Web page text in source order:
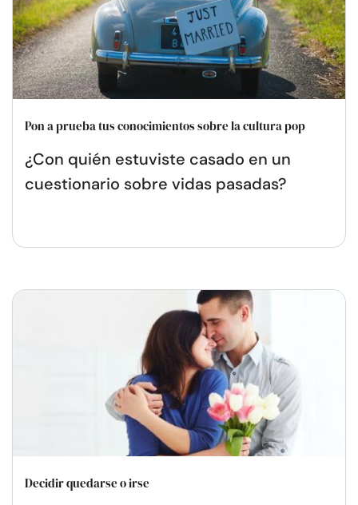
Pon a prueba tus conocimientos sobre la cultura pop
¿Con quién estuviste casado en un
cuestionario sobre vidas pasadas?
Decidir quedarse o irse